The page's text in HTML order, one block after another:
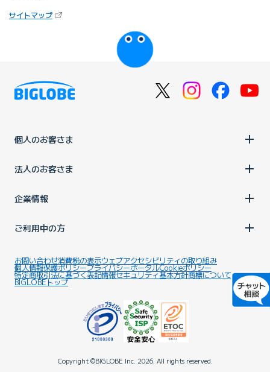
サイトマップ（新しいタブで開きます）
びっぷるのページ
個人のお客さま
法人のお客さま
企業情報
ご利用中の方
お問い合わせ消費税の表示ウェブアクセシビリティの取り組み
個人情報保護ポリシープライバシーポータルCookieポリシー
特定商取引法に基づく表記情報セキュリティ基本方針商標について
BIGLOBEトップ
Copyright ©BIGLOBE Inc. 2026. All rights reserved.